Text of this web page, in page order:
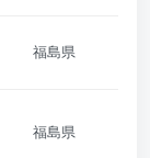
福島県
福島県